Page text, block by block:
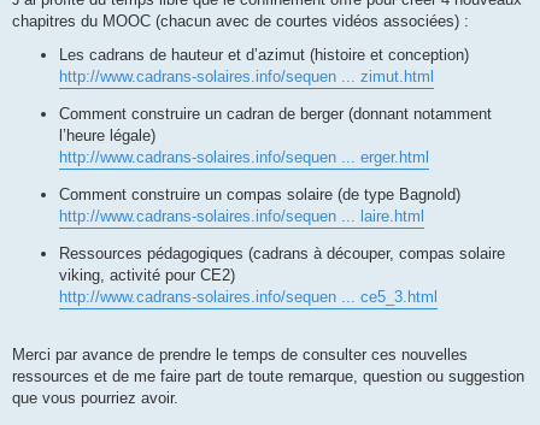
chapitres du MOOC (chacun avec de courtes vidéos associées) :
Les cadrans de hauteur et d’azimut (histoire et conception)
http://www.cadrans-solaires.info/sequen ... zimut.html
Comment construire un cadran de berger (donnant notamment
l’heure légale)
http://www.cadrans-solaires.info/sequen ... erger.html
Comment construire un compas solaire (de type Bagnold)
http://www.cadrans-solaires.info/sequen ... laire.html
Ressources pédagogiques (cadrans à découper, compas solaire
viking, activité pour CE2)
http://www.cadrans-solaires.info/sequen ... ce5_3.html
Merci par avance de prendre le temps de consulter ces nouvelles
ressources et de me faire part de toute remarque, question ou suggestion
que vous pourriez avoir.